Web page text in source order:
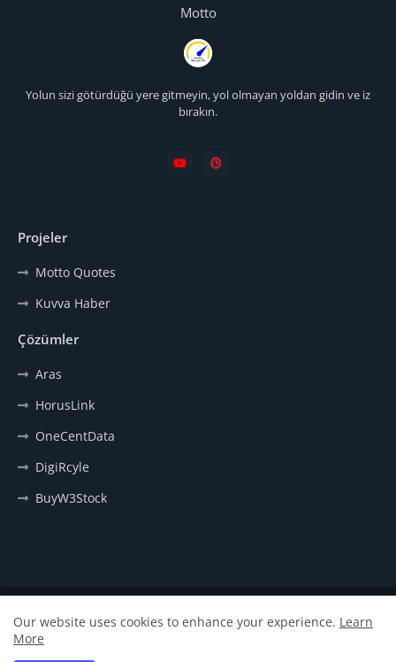
Motto
Yolun sizi götürdüğü yere gitmeyin, yol olmayan yoldan gidin ve iz
bırakın.
Projeler
Motto Quotes
Kuvva Haber
Çözümler
Aras
HorusLink
OneCentData
DigiRcyle
BuyW3Stock
Our website uses cookies to enhance your experience. Learn
More